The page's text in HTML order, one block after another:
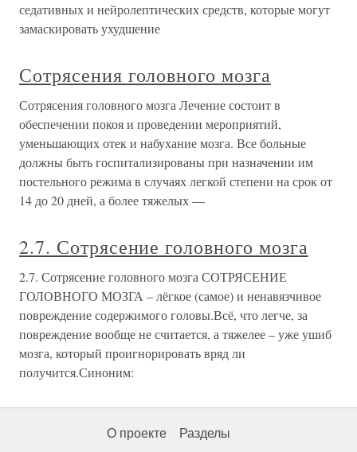
седативных и нейролептических средств, которые могут
замаскировать ухудшение
Сотрясения головного мозга
Сотрясения головного мозга Лечение состоит в
обеспечении покоя и проведении мероприятий,
уменьшающих отек и набухание мозга. Все больные
должны быть госпитализированы при назначении им
постельного режима в случаях легкой степени на срок от
14 до 20 дней, а более тяжелых —
2.7. Сотрясение головного мозга
2.7. Сотрясение головного мозга СОТРЯСЕНИЕ
ГОЛОВНОГО МОЗГА – лёгкое (самое) и ненавязчивое
повреждение содержимого головы.Всё, что легче, за
повреждение вообще не считается, а тяжелее – уже ушиб
мозга, который проигнорировать вряд ли
получится.Синоним:
О проекте Разделы